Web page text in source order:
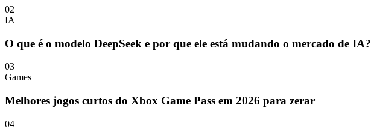
02
IA
O que é o modelo DeepSeek e por que ele está mudando o mercado de IA?
03
Games
Melhores jogos curtos do Xbox Game Pass em 2026 para zerar
04